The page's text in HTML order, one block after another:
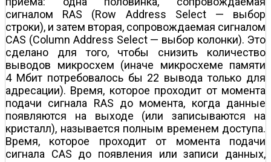
сигналом RAS (Row Address Select — выбор
строки), и затем вторая, сопровождаемая сигналом
CAS (Column Address Select — выбор колонки). Это
сделано для того, чтобы снизить количество
выводов микросхем (иначе микросхеме памяти
4 Мбит потребовалось бы 22 вывода только для
адресации). Время, которое проходит от момента
подачи сигнала RAS до момента, когда данные
появляются на выходе (или записываются на
кристалл), называется полным временем доступа.
Время, которое проходит от момента подачи
сигнала CAS до появления или записи данных,